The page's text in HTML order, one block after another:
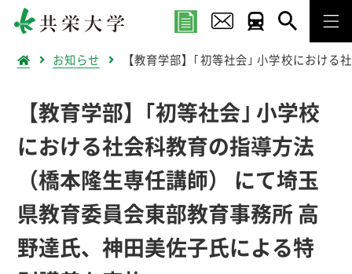
お知らせ 【教育学部】｢初等社会｣ 小学校におけ
【教育学部】｢初等社会｣ 小学校
における社会科教育の指導方法
（橋本隆生専任講師） にて埼玉
県教育委員会東部教育事務所 高
野達氏、神田美佐子氏による特